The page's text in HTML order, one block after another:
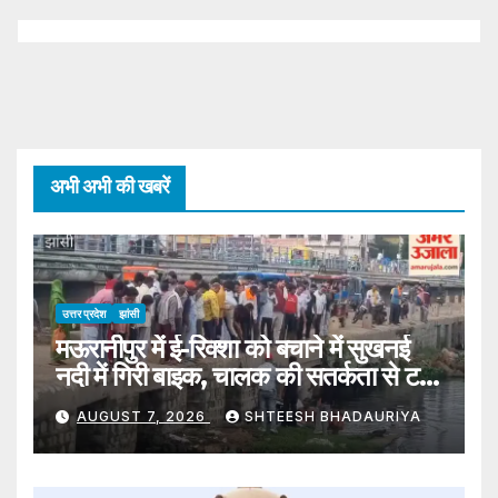
अभी अभी की खबरें
उत्तर प्रदेश झांसी
मऊरानीपुर में ई-रिक्शा को बचाने में सुखनई
नदी में गिरी बाइक, चालक की सतर्कता से टला
बड़ा हादसा
AUGUST 7, 2026 SHTEESH BHADAURIYA